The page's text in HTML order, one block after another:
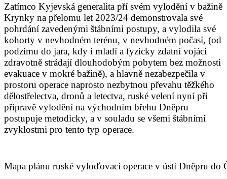
Zatímco Kyjevská generalita pří svém vylodění v bažině
Krynky na přelomu let 2023/24 demonstrovala své
pohrdání zavedenými štábními postupy, a vylodila své
kohorty v nevhodném terénu, v nevhodném počasí, (od
podzimu do jara, kdy i mladí a fyzicky zdatní vojáci
zdravotně strádají dlouhodobým pobytem bez možnosti
evakuace v mokré bažině), a hlavně nezabezpečila v
prostoru operace naprosto nezbytnou převahu těžkého
dělostřelectva, dronů a letectva, ruské velení nyní při
přípravě vylodění na východním břehu Dněpru
postupuje metodicky, a v souladu se všemi štábními
zvyklostmi pro tento typ operace.
Mapa plánu ruské vyloďovací operace v ústí Dněpru